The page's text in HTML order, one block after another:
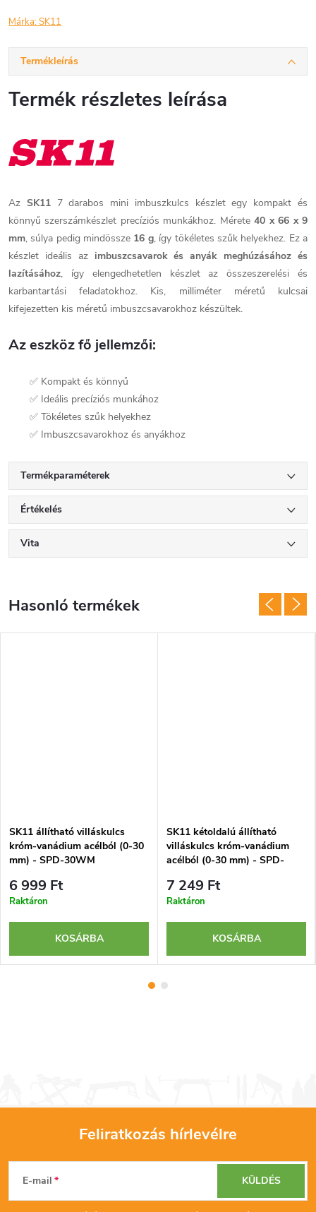
Márka:SK11
Termékleírás
Termék részletes leírása
Az SK117 darabos mini imbuszkulcs készlet egy kompakt és
könnyű szerszámkészlet precíziós munkákhoz. Mérete40 x 66 x 9
mm, súlya pedig mindössze 16 g, így tökéletes szűk helyekhez. Ez a
készlet ideális az imbuszcsavarok és anyák meghúzásához és
lazításához, így elengedhetetlen készlet az összeszerelési és
karbantartási feladatokhoz. Kis, milliméter méretű kulcsai
kifejezetten kis méretű imbuszcsavarokhoz készültek.
Az eszköz fő jellemzői:
✅ Kompakt és könnyű
✅ Ideális precíziós munkához
✅ Tökéletes szűk helyekhez
✅ Imbuszcsavarokhoz és anyákhoz
Termékparaméterek
Értékelés
Vita
SK11 állítható villáskulcs
króm-vanádium acélból (0-30
mm) - SPD-30WM
6 999 Ft
Raktáron
KOSÁRBA
SK11 kétoldalú állítható
villáskulcs króm-vanádium
acélból (0-30 mm) - SPD-
7 249 Ft
Raktáron
KOSÁRBA
L
á
Feliratkozás hírlevélre
E-mail KÜLDÉS